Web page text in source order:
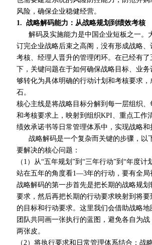
风险，确保企业稳健经营。
1. 战略解码能力：从战略规划到绩效考核
解码及实施能力是中国企业短板之一。
订完企业战略后束之高阁，没有形成战略
考核、经理人晋升的管理闭环。在已经有了
下，关键问题在于如何确保战略目标、业
够转化为具体明确的行动计划和考核要求
石。
核心主线是将战略目标分解到每一层组织
和考核要求上，映射到组织KPI、重点工作
绩效承诺书等日常管理体系中，实现战略和
战略解码是一个复杂而关键的步骤，以
要解决的核心问题：
（1）从“五年规划”到“三年行动”到“年度计
站在五年的角度看1—3年的行动，要有全局
战略解码的第一步首先是把长期的战略规
要求，然后再把长期的行动要求映射到将
的目标和行动要求。这里我们会借助战略
团队共同画一张执行的蓝图，避免各自为
两张皮。
（2）将执行要求和日常管理体系结合：战